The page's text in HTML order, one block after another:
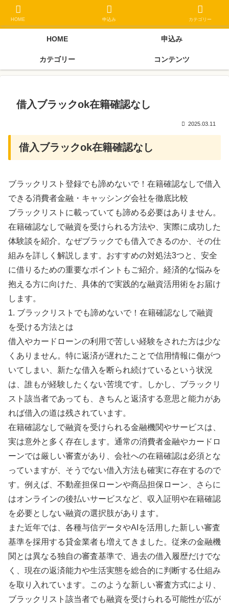
金クローネにご相談ください
HOME 申込み
カテゴリー コンテンツ
借入ブラックok在籍確認なし
2025.03.11
借入ブラックok在籍確認なし
ブラックリスト登録でも諦めないで！在籍確認なしで借入
できる消費者金融・キャッシング会社を徹底比較
ブラックリストに載っていても諦める必要はありません。
在籍確認なしで融資を受けられる方法や、実際に成功した
体験談を紹介。なぜブラックでも借入できるのか、その仕
組みを詳しく解説します。おすすめの対処法3つと、安全
に借りるための重要なポイントもご紹介。経済的な悩みを
抱える方に向けた、具体的で実践的な融資活用術をお届け
します。
1. ブラックリストでも諦めないで！在籍確認なしで融資
を受ける方法とは
借入やカードローンの利用で苦しい経験をされた方は少な
くありません。特に返済が遅れたことで信用情報に傷がつ
いてしまい、新たな借入を断られ続けているという状況
は、誰もが経験したくない苦境です。しかし、ブラックリ
スト該当者であっても、きちんと返済する意思と能力があ
れば借入の道は残されています。
在籍確認なしで融資を受けられる金融機関やサービスは、
実は意外と多く存在します。通常の消費者金融やカードロ
ーンでは厳しい審査があり、会社への在籍確認は必須とな
っていますが、そうでない借入方法も確実に存在するので
す。例えば、不動産担保ローンや商品担保ローン、さらに
はオンラインの後払いサービスなど、収入証明や在籍確認
を必要としない融資の選択肢があります。
また近年では、各種与信データやAIを活用した新しい審査
基準を採用する貸金業者も増えてきました。従来の金融機
関とは異なる独自の審査基準で、過去の借入履歴だけでな
く、現在の返済能力や生活実態を総合的に判断する仕組み
を取り入れています。このような新しい審査方式により、
ブラックリスト該当者でも融資を受けられる可能性が広が
HOME 申込み カテゴリー